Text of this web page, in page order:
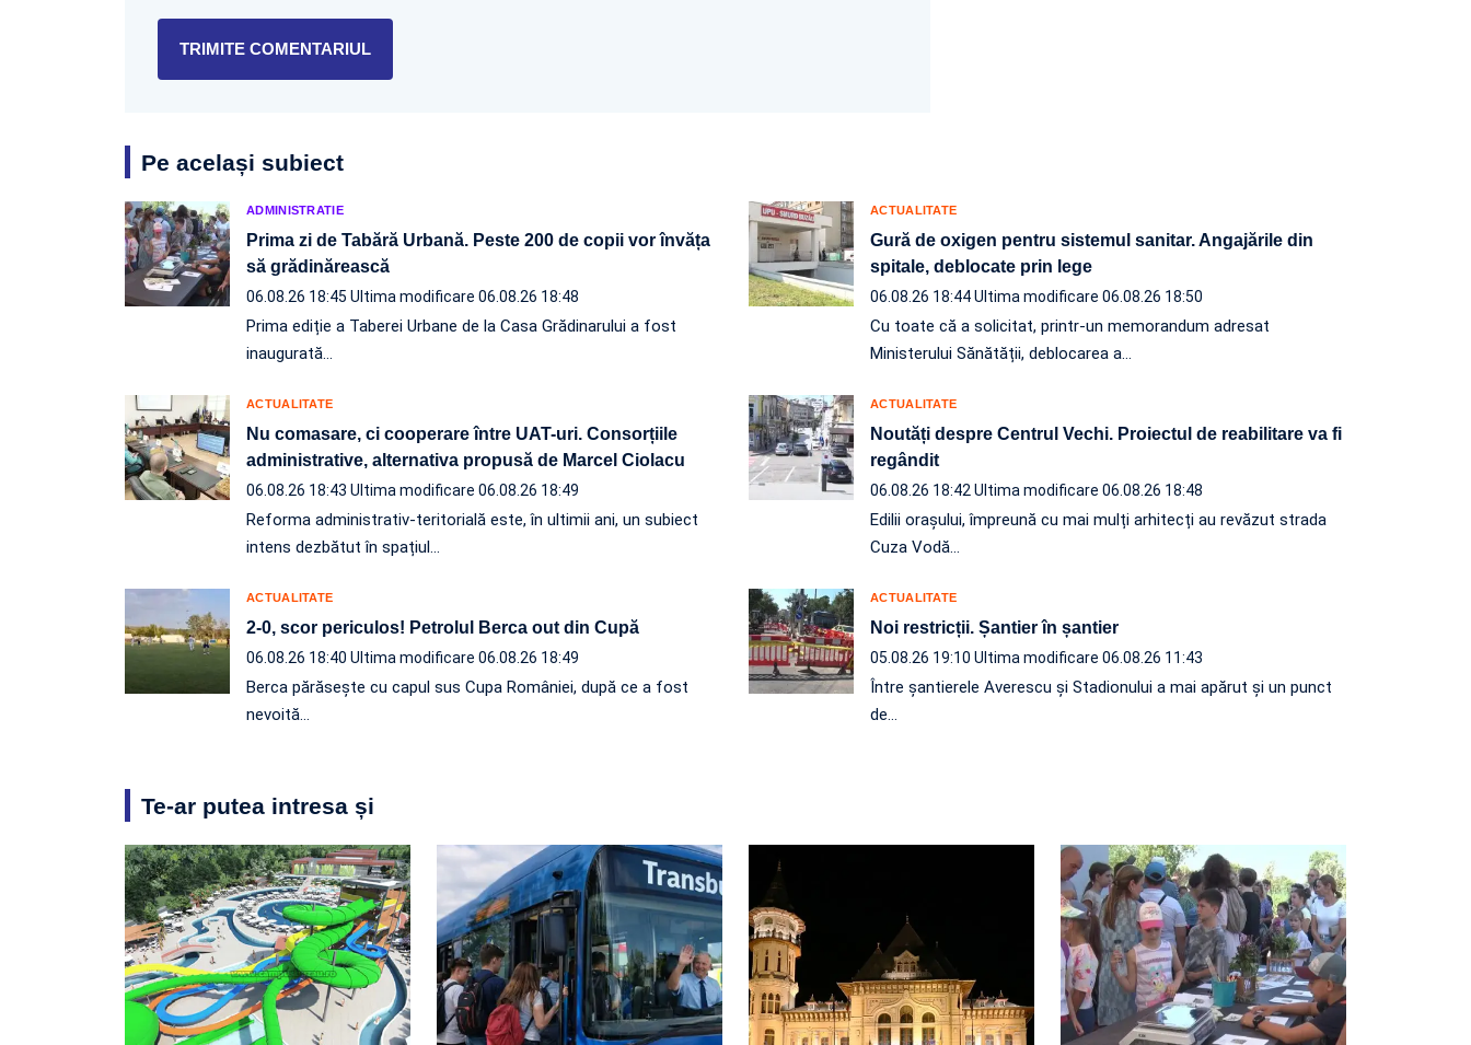
Pe același subiect
ADMINISTRATIE
Prima zi de Tabără Urbană. Peste 200 de copii vor învăța
să grădinărească
06.08.26 18:45 Ultima modificare 06.08.26 18:48
Prima ediție a Taberei Urbane de la Casa Grădinarului a fost
inaugurată…
ACTUALITATE
Gură de oxigen pentru sistemul sanitar. Angajările din
spitale, deblocate prin lege
06.08.26 18:44Ultima modificare 06.08.26 18:50
Cu toate că a solicitat, printr-un memorandum adresat
Ministerului Sănătății, deblocarea a…
ACTUALITATE
Nu comasare, ci cooperare între UAT-uri. Consorțiile
administrative, alternativa propusă de Marcel Ciolacu
06.08.26 18:43 Ultima modificare 06.08.26 18:49
Reforma administrativ-teritorială este, în ultimii ani, un subiect
intens dezbătut în spațiul…
ACTUALITATE
Noutăți despre Centrul Vechi. Proiectul de reabilitare va fi
regândit
06.08.26 18:42 Ultima modificare 06.08.26 18:48
Edilii orașului, împreună cu mai mulți arhitecți au revăzut strada
Cuza Vodă…
ACTUALITATE
2-0, scor periculos! Petrolul Berca out din Cupă
06.08.26 18:40 Ultima modificare 06.08.26 18:49
Berca părăsește cu capul sus Cupa României, după ce a fost
nevoită…
ACTUALITATE
Noi restricții. Șantier în șantier
05.08.26 19:10 Ultima modificare 06.08.26 11:43
Între șantierele Averescu și Stadionului a mai apărut și un punct
de…
Te-ar putea intresa și